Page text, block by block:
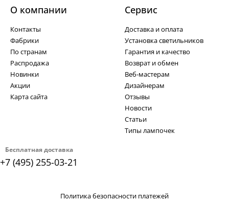
Бесплатная доставка
+7 (495) 255-03-21
О компании
Контакты
Фабрики
По странам
Распродажа
Новинки
Акции
Карта сайта
Cервис
Доставка и оплата
Установка светильников
Гарантия и качество
Возврат и обмен
Веб-мастерам
Дизайнерам
Отзывы
Новости
Статьи
Типы лампочек
Политика безопасности платежей